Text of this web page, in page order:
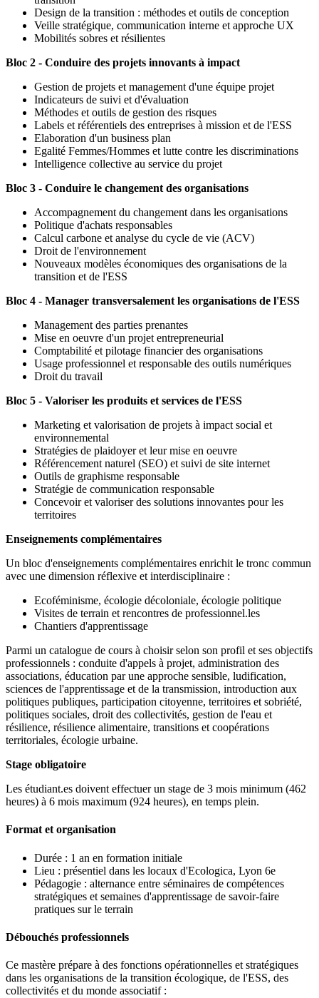
Design de la transition : méthodes et outils de conception
Veille stratégique, communication interne et approche UX
Mobilités sobres et résilientes
Bloc 2 - Conduire des projets innovants à impact
Gestion de projets et management d'une équipe projet
Indicateurs de suivi et d'évaluation
Méthodes et outils de gestion des risques
Labels et référentiels des entreprises à mission et de l'ESS
Elaboration d'un business plan
Egalité Femmes/Hommes et lutte contre les discriminations
Intelligence collective au service du projet
Bloc 3 - Conduire le changement des organisations
Accompagnement du changement dans les organisations
Politique d'achats responsables
Calcul carbone et analyse du cycle de vie (ACV)
Droit de l'environnement
Nouveaux modèles économiques des organisations de la
transition et de l'ESS
Bloc 4 - Manager transversalement les organisations de l'ESS
Management des parties prenantes
Mise en oeuvre d'un projet entrepreneurial
Comptabilité et pilotage financier des organisations
Usage professionnel et responsable des outils numériques
Droit du travail
Bloc 5 - Valoriser les produits et services de l'ESS
Marketing et valorisation de projets à impact social et
environnemental
Stratégies de plaidoyer et leur mise en oeuvre
Référencement naturel (SEO) et suivi de site internet
Outils de graphisme responsable
Stratégie de communication responsable
Concevoir et valoriser des solutions innovantes pour les
territoires
Enseignements complémentaires
Un bloc d'enseignements complémentaires enrichit le tronc commun
avec une dimension réflexive et interdisciplinaire :
Ecoféminisme, écologie décoloniale, écologie politique
Visites de terrain et rencontres de professionnel.les
Chantiers d'apprentissage
Parmi un catalogue de cours à choisir selon son profil et ses objectifs
professionnels : conduite d'appels à projet, administration des
associations, éducation par une approche sensible, ludification,
sciences de l'apprentissage et de la transmission, introduction aux
politiques publiques, participation citoyenne, territoires et sobriété,
politiques sociales, droit des collectivités, gestion de l'eau et
résilience, résilience alimentaire, transitions et coopérations
territoriales, écologie urbaine.
Stage obligatoire
Les étudiant.es doivent effectuer un stage de 3 mois minimum (462
heures) à 6 mois maximum (924 heures), en temps plein.
Format et organisation
Durée : 1 an en formation initiale
Lieu : présentiel dans les locaux d'Ecologica, Lyon 6e
Pédagogie : alternance entre séminaires de compétences
stratégiques et semaines d'apprentissage de savoir-faire
pratiques sur le terrain
Débouchés professionnels
Ce mastère prépare à des fonctions opérationnelles et stratégiques
dans les organisations de la transition écologique, de l'ESS, des
collectivités et du monde associatif :